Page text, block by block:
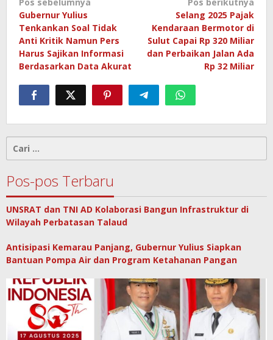
pos
Gubernur Yulius
Tenkankan Soal Tidak
Anti Kritik Namun Pers
Harus Sajikan Informasi
Berdasarkan Data Akurat
Selang 2025 Pajak
Kendaraan Bermotor di
Sulut Capai Rp 320 Miliar
dan Perbaikan Jalan Ada
Rp 32 Miliar
untuk:
Pos-pos Terbaru
UNSRAT dan TNI AD Kolaborasi Bangun Infrastruktur di
Wilayah Perbatasan Talaud
Antisipasi Kemarau Panjang, Gubernur Yulius Siapkan
Bantuan Pompa Air dan Program Ketahanan Pangan